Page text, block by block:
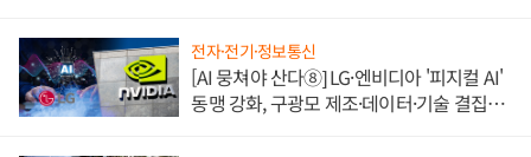
전자·전기·정보통신
[AI 뭉쳐야 산다⑧] LG·엔비디아 '피지컬 AI'
동맹 강화, 구광모 제조·데이터·기술 결집